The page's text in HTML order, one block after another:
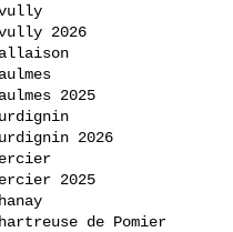
2026
2025
2026
2025
de Pomier